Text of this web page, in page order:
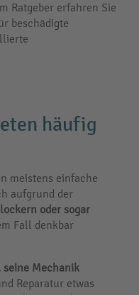
Ratgeber erfahren Sie
beschädigte
häufig
meistens einfache
aufgrund der
oder sogar
Fall denkbar
seine Mechanik
Reparatur etwas